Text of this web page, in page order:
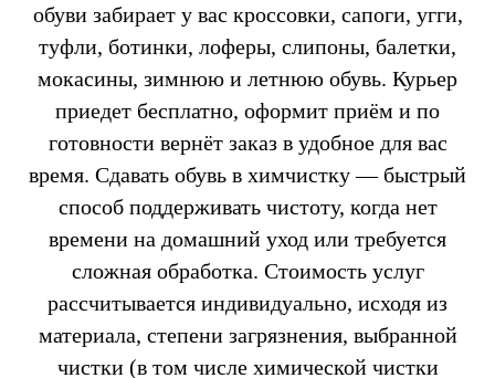
обуви забирает у вас кроссовки, сапоги, угги,
туфли, ботинки, лоферы, слипоны, балетки,
мокасины, зимнюю и летнюю обувь. Курьер
приедет бесплатно, оформит приём и по
готовности вернёт заказ в удобное для вас
время. Сдавать обувь в химчистку — быстрый
способ поддерживать чистоту, когда нет
времени на домашний уход или требуется
сложная обработка. Стоимость услуг
рассчитывается индивидуально, исходя из
материала, степени загрязнения, выбранной
чистки (в том числе химической чистки